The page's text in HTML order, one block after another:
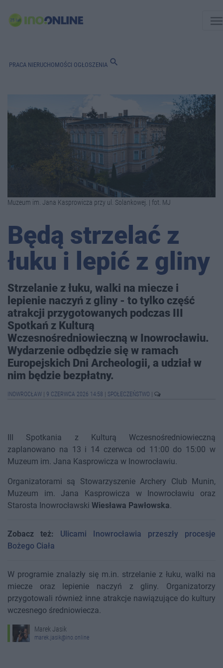
PRACA NIERUCHOMOŚCI OGŁOSZENIA search
Muzeum im. Jana Kasprowicza przy ul. Solankowej. | fot. MJ
Będą strzelać z
łuku i lepić z gliny
Strzelanie z łuku, walki na miecze i
lepienie naczyń z gliny - to tylko część
atrakcji przygotowanych podczas III
Spotkań z Kulturą
Wczesnośredniowieczną w Inowrocławiu.
Wydarzenie odbędzie się w ramach
Europejskich Dni Archeologii, a udział w
nim będzie bezpłatny.
INOWROCŁAW 9 CZERWCA 2026 14:58 SPOŁECZEŃSTWO
III Spotkania z Kulturą Wczesnośredniowieczną
zaplanowano na 13 i 14 czerwca od 11:00 do 15:00 w
Muzeum im. Jana Kasprowicza w Inowrocławiu.
Organizatorami są Stowarzyszenie Archery Club Munin,
Muzeum im. Jana Kasprowicza w Inowrocławiu oraz
Starosta Inowrocławski Wiesława Pawłowska.
Zobacz też:
Ulicami Inowrocławia przeszły procesje
Bożego Ciała
W programie znalazły się m.in. strzelanie z łuku, walki na
miecze oraz lepienie naczyń z gliny. Organizatorzy
przygotowali również inne atrakcje nawiązujące do kultury
wczesnego średniowiecza.
Marek Jasik
marek.jasik@ino.online